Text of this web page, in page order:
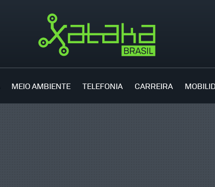
MEIO AMBIENTE TELEFONIA CARREIRA